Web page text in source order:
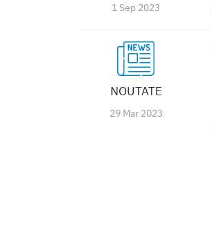
1 Sep 2023
NOUTATE
29 Mar 2023